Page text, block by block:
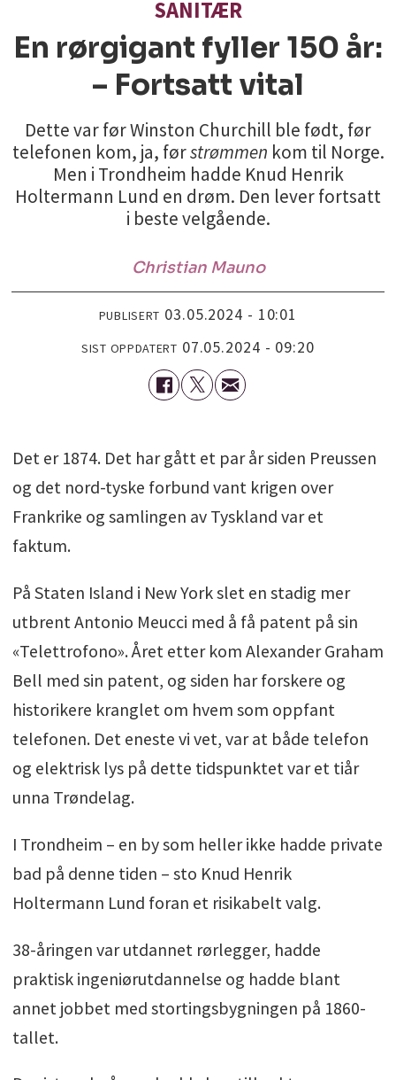
SANITÆR
En rørgigant fyller 150 år:
– Fortsatt vital
Dette var før Winston Churchill ble født, før
telefonen kom, ja, førstrømmen kom til Norge.
Men i Trondheim hadde Knud Henrik
Holtermann Lund en drøm. Den lever fortsatt
i beste velgående.
Christian Mauno
PUBLISERT 03.05.2024 - 10:01
SIST OPPDATERT 07.05.2024 - 09:20
Det er 1874. Det har gått et par år siden Preussen
og det nord-tyske forbund vant krigen over
Frankrike og samlingen av Tyskland var et
faktum.
På Staten Island i New York slet en stadig mer
utbrent Antonio Meucci med å få patent på sin
«Telettrofono». Året etter kom Alexander Graham
Bell med sin patent, og siden har forskere og
historikere kranglet om hvem som oppfant
telefonen. Det eneste vi vet, var at både telefon
og elektrisk lys på dette tidspunktet var et tiår
unna Trøndelag.
I Trondheim – en by som heller ikke hadde private
bad på denne tiden – sto Knud Henrik
Holtermann Lund foran et risikabelt valg.
38-åringen var utdannet rørlegger, hadde
praktisk ingeniørutdannelse og hadde blant
annet jobbet med stortingsbygningen på 1860-
tallet.